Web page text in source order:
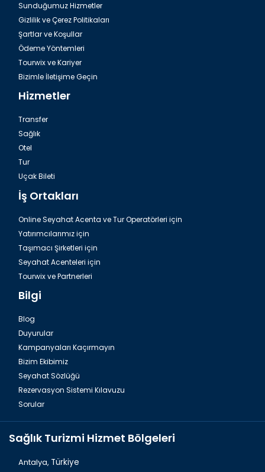
Sunduğumuz Hizmetler
Gizlilik ve Çerez Politikaları
Şartlar ve Koşullar
Ödeme Yöntemleri
Tourwix ve Kariyer
Bizimle İletişime Geçin
Hizmetler
Transfer
Sağlık
Otel
Tur
Uçak Bileti
İş Ortakları
Online Seyahat Acenta ve Tur Operatörleri için
Yatırımcılarımız için
Taşımacı Şirketleri için
Seyahat Acenteleri için
Tourwix ve Partnerleri
Bilgi
Blog
Duyurular
Kampanyaları Kaçırmayın
Bizim Ekibimiz
Seyahat Sözlüğü
Rezervasyon Sistemi Kılavuzu
Sorular
Sağlık Turizmi Hizmet Bölgeleri
Antalya, Türkiye